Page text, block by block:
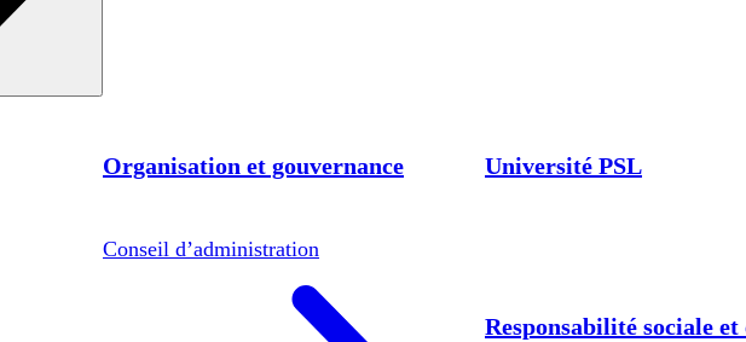
Organisation et gouvernance
Conseil d’administration
Université PSL
Responsabilité sociale